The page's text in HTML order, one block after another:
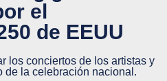
el
de EEUU
los conciertos de los artistas y
de la celebración nacional.